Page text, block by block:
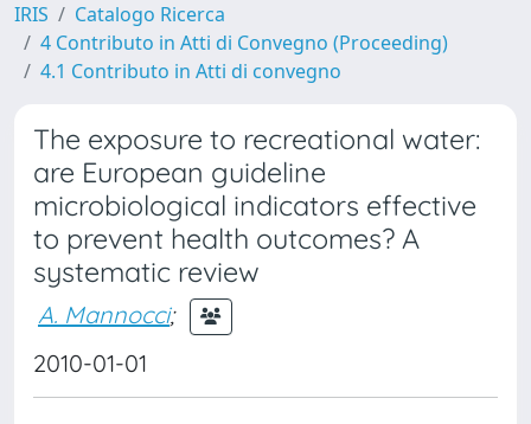
IRIS
Catalogo Ricerca
4 Contributo in Atti di Convegno (Proceeding)
4.1 Contributo in Atti di convegno
The exposure to recreational water:
are European guideline
microbiological indicators effective
to prevent health outcomes? A
systematic review
A. Mannocci;
2010-01-01